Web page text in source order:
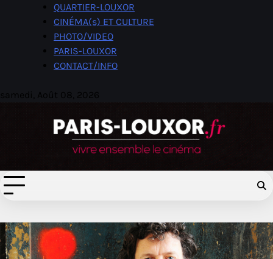
QUARTIER-LOUXOR
CINÉMA(s) ET CULTURE
PHOTO/VIDEO
PARIS-LOUXOR
CONTACT/INFO
samedi, Août 08, 2026